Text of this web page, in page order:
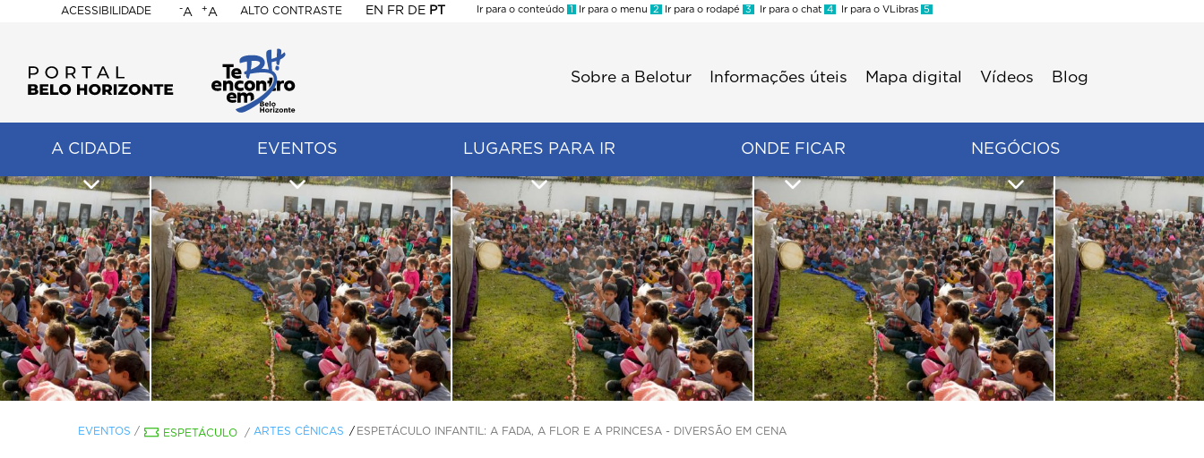
ACESSIBILIDADE
BELO
HORIZONTE
-A +A ALTO CONTRASTE EN FR DE PT
Ir para o conteúdo 1 Ir para o menu 2 Ir para o rodapé 3 Ir para o chat 4 Ir para o VLibras 5
Sobre a Belotur Informações úteis Mapa digital Vídeos Blog
A CIDADE EVENTOS LUGARES PARA IR ONDE FICAR NEGÓCIOS
EVENTOS / ESPETÁCULO / ARTES CÊNICAS ESPETÁCULO INFANTIL: A FADA, A FLOR E A PRINCESA - DIVERSÃO EM CENA